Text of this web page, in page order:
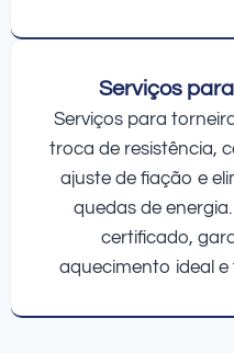
Serviços
Serviços para
troca de resistência,
ajuste de fiação e
quedas de
certificado,
aquecimento ideal